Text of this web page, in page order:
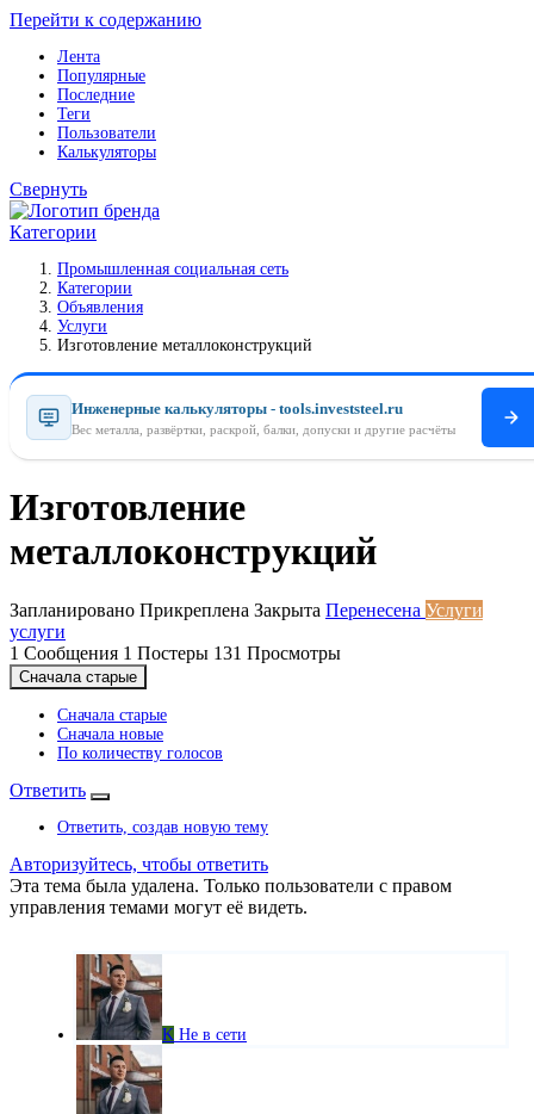
Перейти к содержанию
Лента
Популярные
Последние
Теги
Пользователи
Калькуляторы
Свернуть
Категории
Промышленная социальная сеть
Категории
Объявления
Услуги
Изготовление металлоконструкций
Инженерные калькуляторы - tools.investsteel.ru
Вес металла, развёртки, раскрой, балки, допуски и другие расчёты
Изготовление
металлоконструкций
Запланировано Прикреплена Закрыта Перенесена Услуги
услуги
1 Сообщения 1 Постеры 131 Просмотры
Сначала старые
Сначала старые
Сначала новые
По количеству голосов
Ответить
Ответить, создав новую тему
Авторизуйтесь, чтобы ответить
Эта тема была удалена. Только пользователи с правом
управления темами могут её видеть.
K Не в сети